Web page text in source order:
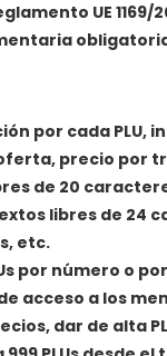
UE 1169/
por cada PLU,
precio por
de 20
libres de 24
etc.
por número o
acceso a los
dar de alta